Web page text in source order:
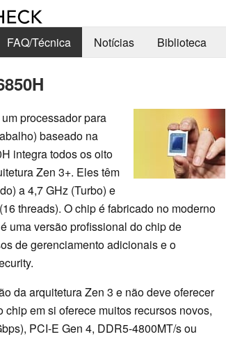
FAQ/Técnica Notícias Biblioteca
processador para
baseado na
integra todos os oito
Zen 3+. Eles têm
a 4,7 GHz (Turbo) e
threads). O chip é fabricado no moderno
uma versão profissional do chip de
de gerenciamento adicionais e o
da arquitetura Zen 3 e não deve oferecer
chip em si oferece muitos recursos novos,
PCI-E Gen 4, DDR5-4800MT/s ou